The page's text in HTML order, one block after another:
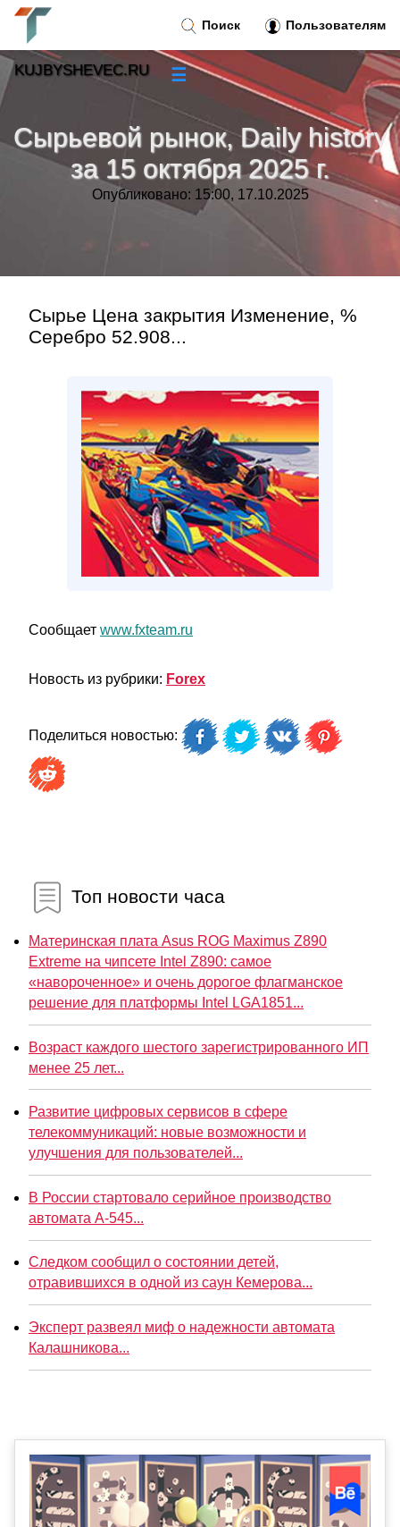
Сырьевой рынок, Daily history
за 15 октября 2025 г.
Опубликовано: 15:00, 17.10.2025
Сырье Цена закрытия Изменение, %
Серебро 52.908...
Сообщает www.fxteam.ru
Новость из рубрики: Forex
Поделиться новостью:
Топ новости часа
Материнская плата Asus ROG Maximus Z890
Extreme на чипсете Intel Z890: самое
«навороченное» и очень дорогое флагманское
решение для платформы Intel LGA1851...
Возраст каждого шестого зарегистрированного ИП
менее 25 лет...
Развитие цифровых сервисов в сфере
телекоммуникаций: новые возможности и
улучшения для пользователей...
В России стартовало серийное производство
автомата А-545...
Следком сообщил о состоянии детей,
отравившихся в одной из саун Кемерова...
Эксперт развеял миф о надежности автомата
Калашникова...
Поиск Пользователям
KUJBYSHEVEC.RU ☰
»
Тренды новостей »
»
Контакт»